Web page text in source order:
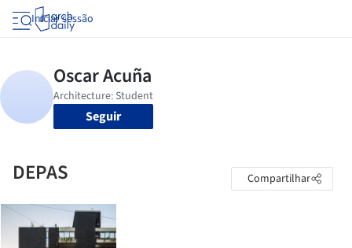
Iniciar sessão
Seguir
DEPAS Compartilhar